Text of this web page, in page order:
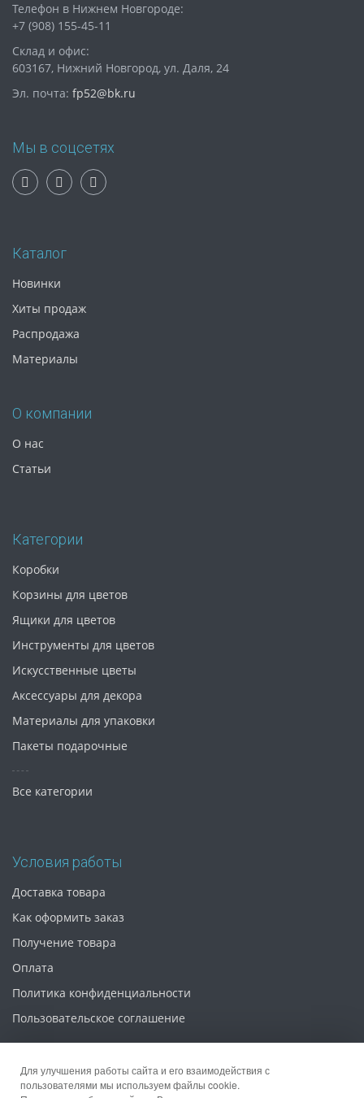
Телефон в Нижнем Новгороде:
+7 (908) 155-45-11
Склад и офис:
603167, Нижний Новгород, ул. Даля, 24
Эл. почта: fp52@bk.ru
Мы в соцсетях
Каталог
Новинки
Хиты продаж
Распродажа
Материалы
О компании
О нас
Статьи
Категории
Коробки
Корзины для цветов
Ящики для цветов
Инструменты для цветов
Искусственные цветы
Аксессуары для декора
Материалы для упаковки
Пакеты подарочные
Все категории
Условия работы
Доставка товара
Как оформить заказ
Получение товара
Оплата
Политика конфиденциальности
Пользовательское соглашение
Для улучшения работы сайта и его взаимодействия с
пользователями мы используем файлы cookie.